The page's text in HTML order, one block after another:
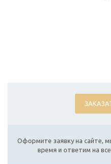
Оформите заявку на сайте,
время и ответим на